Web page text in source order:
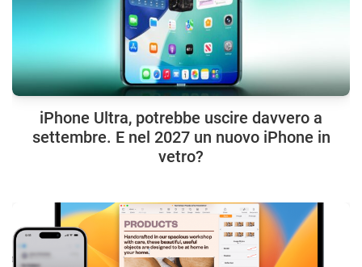
iPhone Ultra, potrebbe uscire davvero a
settembre. E nel 2027 un nuovo iPhone in
vetro?